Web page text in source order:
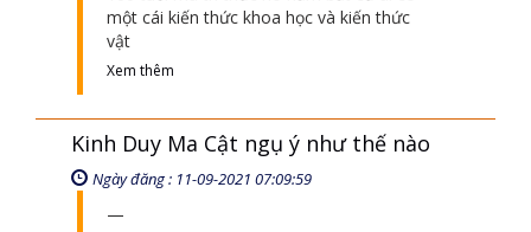
một cái kiến thức khoa học và kiến thức
vật
Xem thêm
Kinh Duy Ma Cật ngụ ý như thế nào
Ngày đăng : 11-09-2021 07:09:59